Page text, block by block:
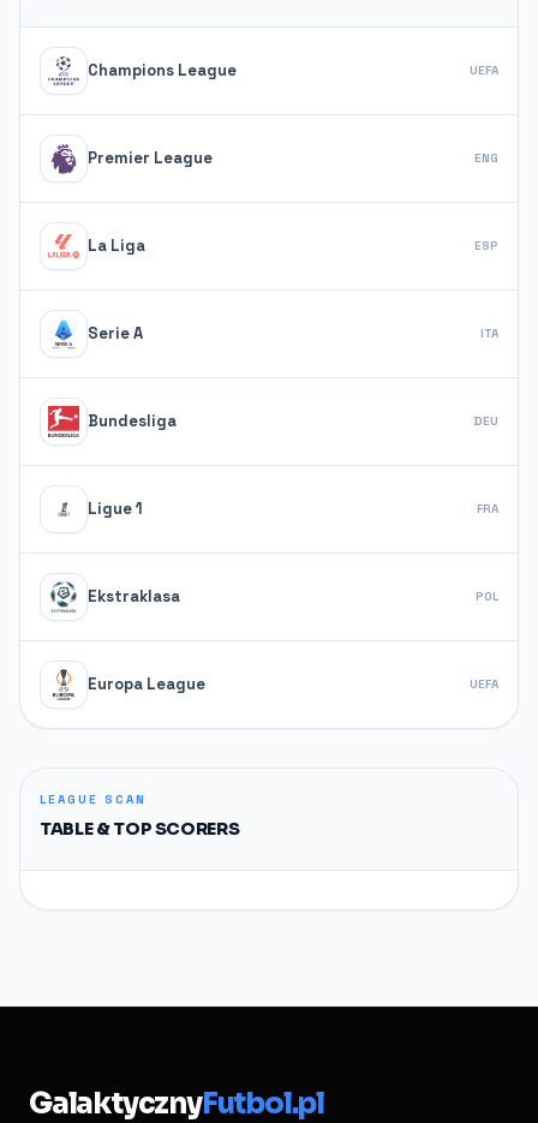
Champions League UEFA
Premier League ENG
La Liga ESP
Serie A ITA
Bundesliga DEU
Ligue 1 FRA
Ekstraklasa POL
Europa League UEFA
LEAGUE SCAN
TABLE & TOP SCORERS
GalaktycznyFutbol.pl